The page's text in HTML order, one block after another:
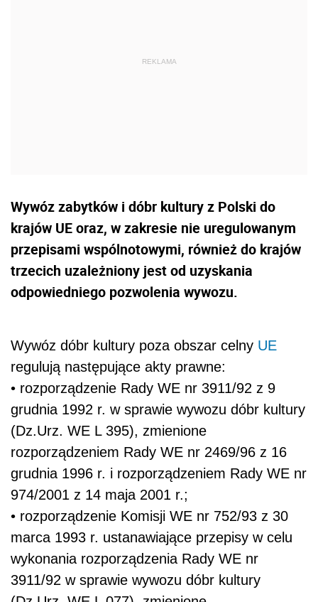
Wywóz zabytków i dóbr kultury z Polski do
krajów UE oraz, w zakresie nie uregulowanym
przepisami wspólnotowymi, również do krajów
trzecich uzależniony jest od uzyskania
odpowiedniego pozwolenia wywozu.
Wywóz dóbr kultury poza obszar celny UE
regulują następujące akty prawne:
• rozporządzenie Rady WE nr 3911/92 z 9
grudnia 1992 r. w sprawie wywozu dóbr kultury
(Dz.Urz. WE L 395), zmienione
rozporządzeniem Rady WE nr 2469/96 z 16
grudnia 1996 r. i rozporządzeniem Rady WE nr
974/2001 z 14 maja 2001 r.;
• rozporządzenie Komisji WE nr 752/93 z 30
marca 1993 r. ustanawiające przepisy w celu
wykonania rozporządzenia Rady WE nr
3911/92 w sprawie wywozu dóbr kultury